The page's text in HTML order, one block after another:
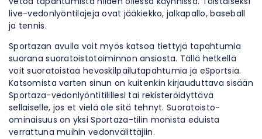
live-vedonlyöntilajeja ovat jääkiekko, jalkapallo, baseball
ja tennis.
Sportazan avulla voit myös katsoa tiettyjä tapahtumia
suorana suoratoistotoiminnon ansiosta. Tällä hetkellä
voit suoratoistaa hevoskilpailutapahtumia ja eSportsia.
Katsomista varten sinun on kuitenkin kirjauduttava sisään
Sportaza-vedonlyöntitilillesi tai rekisteröidyttävä
sellaiselle, jos et vielä ole sitä tehnyt. Suoratoisto-
ominaisuus on yksi Sportaza-tilin monista eduista
verrattuna muihin vedonvälittäjiin.